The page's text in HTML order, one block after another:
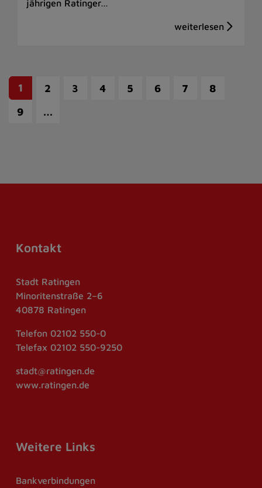
jährigen Ratinger…
1 2 3 4 5 6 7
8
9
…
Kontakt
Stadt Ratingen
Minoritenstraße 2–6
40878 Ratingen
Telefon 02102 550-0
Telefax 02102 550-9250
stadt@ratingen.de
www.ratingen.de
Weitere Links
Bankverbindungen